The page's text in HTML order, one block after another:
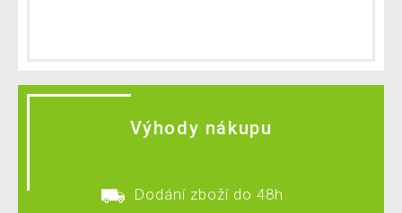
Výhody nákupu
Dodání zboží do 48h